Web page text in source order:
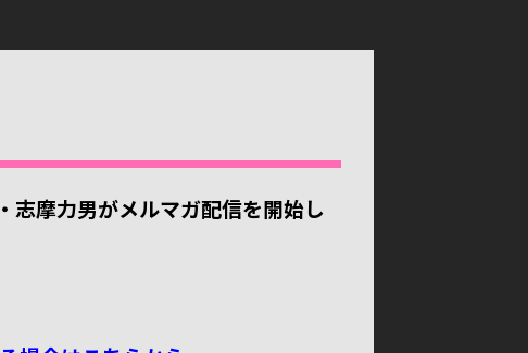
志摩力男がメルマガ配信を開始し